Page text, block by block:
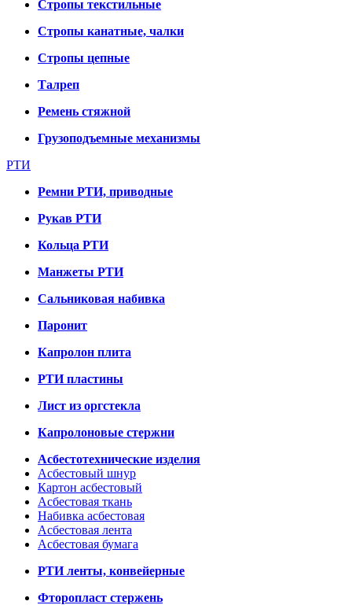
Стропы текстильные
Стропы канатные, чалки
Стропы цепные
Талреп
Ремень стяжной
Грузоподъемные механизмы
РТИ
Ремни РТИ, приводные
Рукав РТИ
Кольца РТИ
Манжеты РТИ
Сальниковая набивка
Паронит
Капролон плита
РТИ пластины
Лист из оргстекла
Капролоновые стержни
Асбестотехнические изделия
Асбестовый шнур
Картон асбестовый
Асбестовая ткань
Набивка асбестовая
Асбестовая лента
Асбестовая бумага
РТИ ленты, конвейерные
Фторопласт стержень